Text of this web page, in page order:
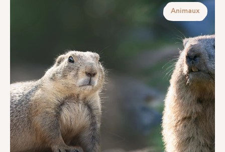
Animaux